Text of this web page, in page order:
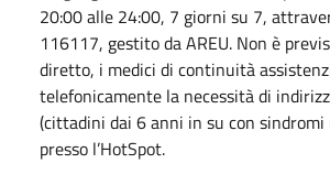
20:00 alle 24:00, 7 giorni su 7,
116117, gestito da AREU. Non è
diretto, i medici di continuità
telefonicamente la necessità di
(cittadini dai 6 anni in su con
presso l’HotSpot.